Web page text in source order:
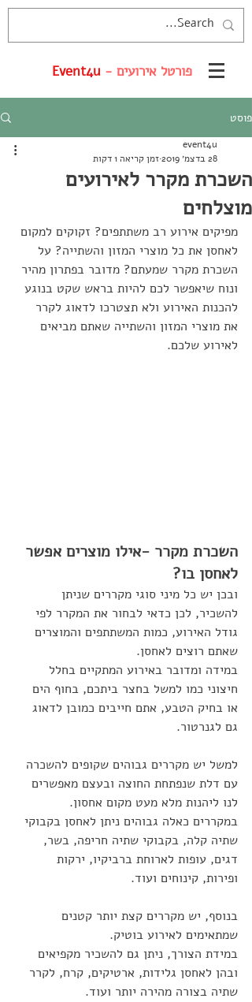
פורטל אירועים - Event4u
פוסט
השכרת מקרר לאירועים
מוצלחים
event4u
28 בדצמ׳ 2019
זמן קריאה 1 דקות
מפיקים אירוע רב משתתפים? זקוקים למקום
לאחסן את כל מוצרי המזון והשתייה? על
השכרת מקרר שמעתם? מדובר בפתרון מהיר
ונוח שיאפשר לכם להיות בראש שקט בנוגע
להכנות האירוע ולא תצטרכו לדאוג לקרר
את מוצרי המזון והשתייה שאתם מביאים
לאירוע שלכם.
השכרת מקרר -אילו מוצרים אפשר
לאחסן בו?
ובכן יש כל מיני סוגי מקררים שניתן
להשכיר, לכן כדאי לבחור את המקרר לפי
גודל האירוע, כמות המשתתפים והמוצרים
שאתם רוצים לאחסן.
במידה ומדובר באירוע המתקיים בחלל
חיצוני כמו למשל בחצר ביתכם, בחוף הים
או בחיק הטבע, אתם חייבים כמובן לדאוג
גם לגנרטור.
למשל יש מקררים גבוהים שקופים להשכרה
עם דלת שנפתחת החוצה ובעצם מאפשרים
לנו ליהנות מלא מעט מקום אחסון.
במקררים כאלה גבוהים ניתן לאחסן בקבוקי
שתיה קלה, בקבוקי שתיה חריפה, בשר,
דגים, עופות לארוחת ברביקיו, ירקות
ופירות, קינוחים ועוד.
בנוסף, יש מקררים קצת יותר קטנים
שמתאימים לאירוע בוטיק.
במידת הצורך, ניתן גם להשכיר מקפיאים
ובהן לאחסן גלידות, ארטיקים, קרח, לקרר
שתיה בצורה מהירה יותר ועוד.